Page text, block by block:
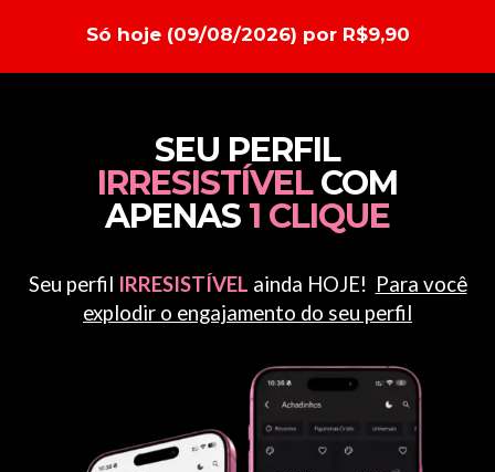
Só hoje (09/08/2026) por R$9,90
SEU PERFIL
IRRESISTÍVELCOM
APENAS 1 CLIQUE
Seu perfil IRRESISTÍVEL ainda HOJE! Para você
explodir o engajamento do seu perfil